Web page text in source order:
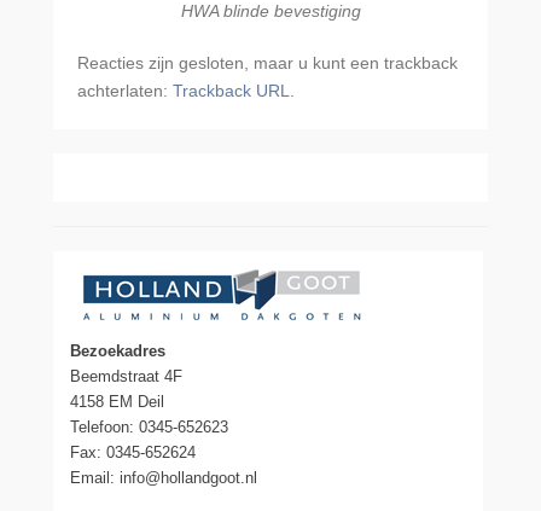
HWA blinde bevestiging
Reacties zijn gesloten, maar u kunt een trackback
achterlaten: Trackback URL.
Bezoekadres
Beemdstraat 4F
4158 EM Deil
Telefoon: 0345-652623
Fax: 0345-652624
Email: info@hollandgoot.nl